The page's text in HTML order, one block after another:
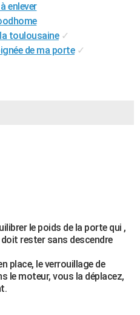
enlever
toulousaine ✓
de ma porte ✓
le poids de la porte qui ,
rester sans descendre
place, le verrouillage de
le moteur, vous la déplacez,